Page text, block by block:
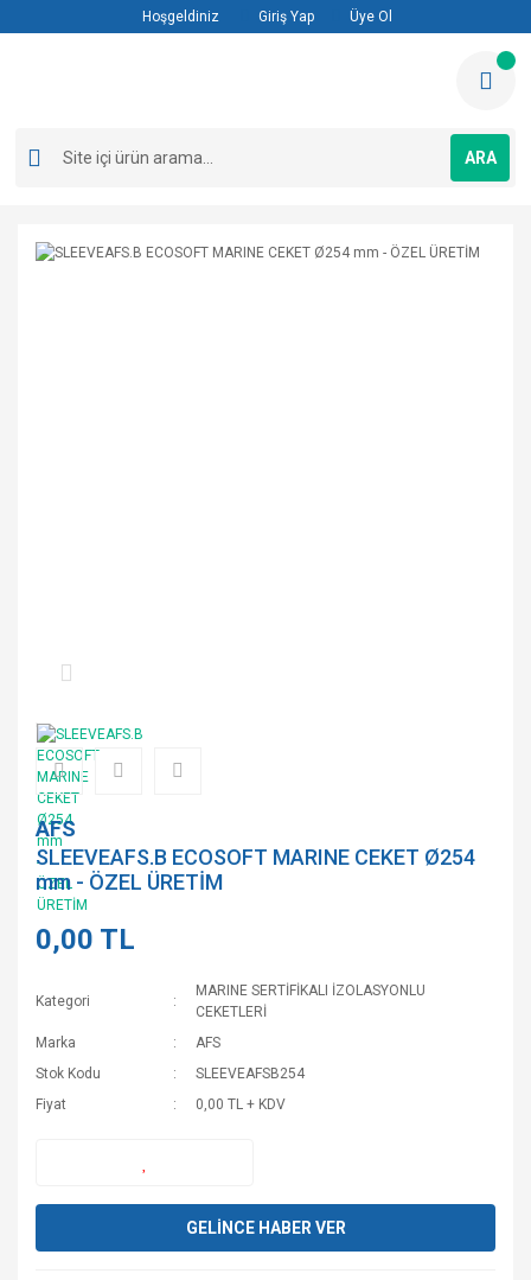
Hoşgeldiniz Giriş Yap Üye Ol
ARA
AFS
SLEEVEAFS.B ECOSOFT MARINE CEKET Ø254
mm - ÖZEL ÜRETİM
0,00 TL
Kategori
MARINE SERTİFİKALI İZOLASYONLU
CEKETLERİ
Marka
AFS
Stok Kodu
SLEEVEAFSB254
Fiyat
0,00 TL + KDV
GELİNCE HABER VER